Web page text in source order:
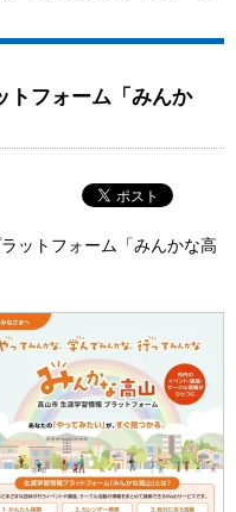
トフォーム「みんか
ットフォーム「みんかな高